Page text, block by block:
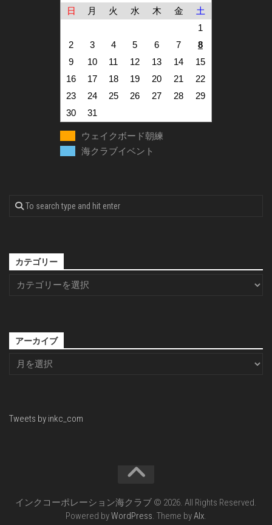
日
月 火 水 木 金
土
1
2
3 4 5 6 7
8
9
10 11 12 13 14
15
16
17 18 19 20 21
22
23
24 25 26 27 28
29
30
31
ウェイクボード朝練
海クラブイベント
カテゴリー
アーカイブ
Tweets by inkc_com
インクコーポレーション海クラブ © 2026. All Rights Reserved.
Powered byWordPress. Theme byAlx.